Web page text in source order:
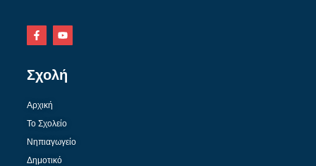
Σχολή
Αρχική
Το Σχολείο
Νηπιαγωγείο
Δημοτικό